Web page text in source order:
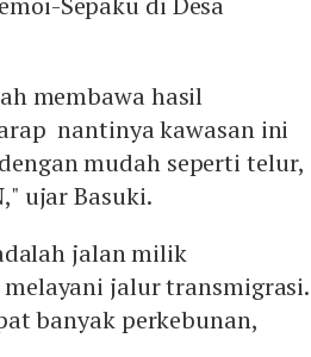
membawa hasil
nantinya kawasan ini
mudah seperti telur,
ujar Basuki.
jalan milik
melayani jalur transmigrasi.
banyak perkebunan,